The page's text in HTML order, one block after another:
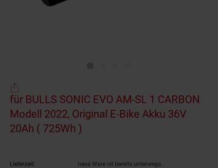
für BULLS SONIC EVO AM-SL 1 CARBON
Modell 2022, Original E-Bike Akku 36V
20Ah ( 725Wh )
Lieferzeit: neue Ware ist bereits unterwegs